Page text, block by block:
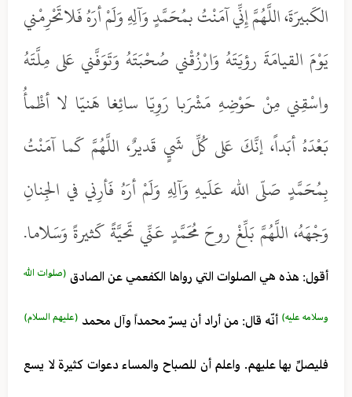
الكَبيرَةَ، اللَّهُمَّ إِنِّي آمَنْتُ بمُحَمَّدٍ وَآلِهِ وَلَمْ أرَهُ فَلاتَحْرِمْني
يَوْمَ القيامَةَ رؤيَتَهُ وَارْزُقْني صُحْبَتَهُ وَتَوَفَّني عَلى مِلَّتَهُ
واسْقِني مِنْ حَوْضِهِ مَشْرَبا رَوِيّا سائِغا هَنيّا لا أظْمأُ
بَعْدَهُ أبَداً، إنَّكَ عَلى كُلِّ شَيٍ قَديرٌ، اللَّهُمَّ كَما آمَنْتُ
بِمُحَمَّدٍ صَلّى الله عَلَيهِ وَآلِهِ وَلَمْ أرَهُ فَأرِني في الجِنانِ
وَجْهَهُ، اللَّهُمَّ بَلِّغْ روحَ مُحَمَّدٍ عَنِّي تَحيَّةً كَثيرةً وَسَلاما.
أقول: هذه هي الصلوات التي رواها الكفعمي عن الصادق (صلوات الله
وسلامه عليه) أنّه قال: من أراد أن يسرّ محمداً وآل محمد (عليهم السلام)
فليصلِّ بها عليهم. واعلم أن للصباح والمساء دعوات كثيرة لا يسع